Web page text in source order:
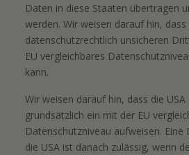
Daten in diese Staaten übertragen
werden. Wir weisen darauf hin, dass
datenschutzrechtlich unsicheren
EU vergleichbares
kann.
Wir weisen darauf hin, dass die
grundsätzlich ein mit der EU
Datenschutzniveau aufweisen.
die USA ist danach zulässig, wenn